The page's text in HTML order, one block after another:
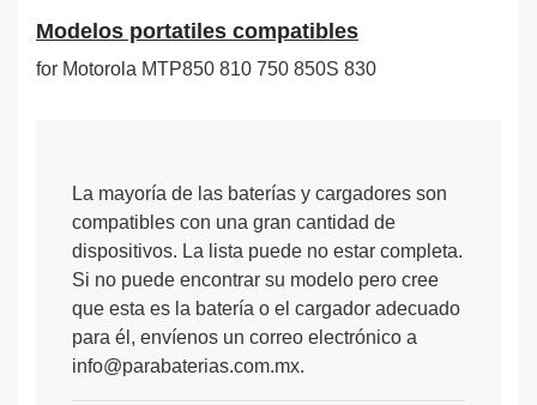
Modelos portatiles compatibles
for Motorola MTP850 810 750 850S 830
La mayoría de las baterías y cargadores son
compatibles con una gran cantidad de
dispositivos. La lista puede no estar completa.
Si no puede encontrar su modelo pero cree
que esta es la batería o el cargador adecuado
para él, envíenos un correo electrónico a
info@parabaterias.com.mx.